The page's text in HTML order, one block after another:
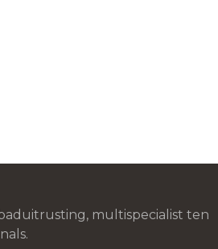
multispecialist ten